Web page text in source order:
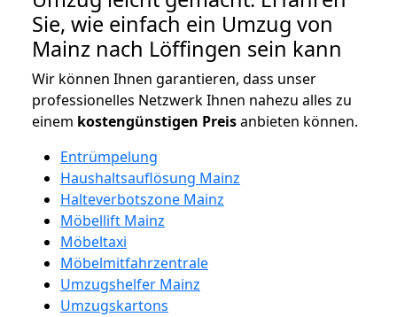
Sie, wie einfach ein Umzug von
Mainz nach Löffingen sein kann
Wir können Ihnen garantieren, dass unser
professionelles Netzwerk Ihnen nahezu alles zu
einem kostengünstigen Preisanbieten können.
Entrümpelung
Haushaltsauflösung Mainz
Halteverbotszone Mainz
Möbellift Mainz
Möbeltaxi
Möbelmitfahrzentrale
Umzugshelfer Mainz
Umzugskartons